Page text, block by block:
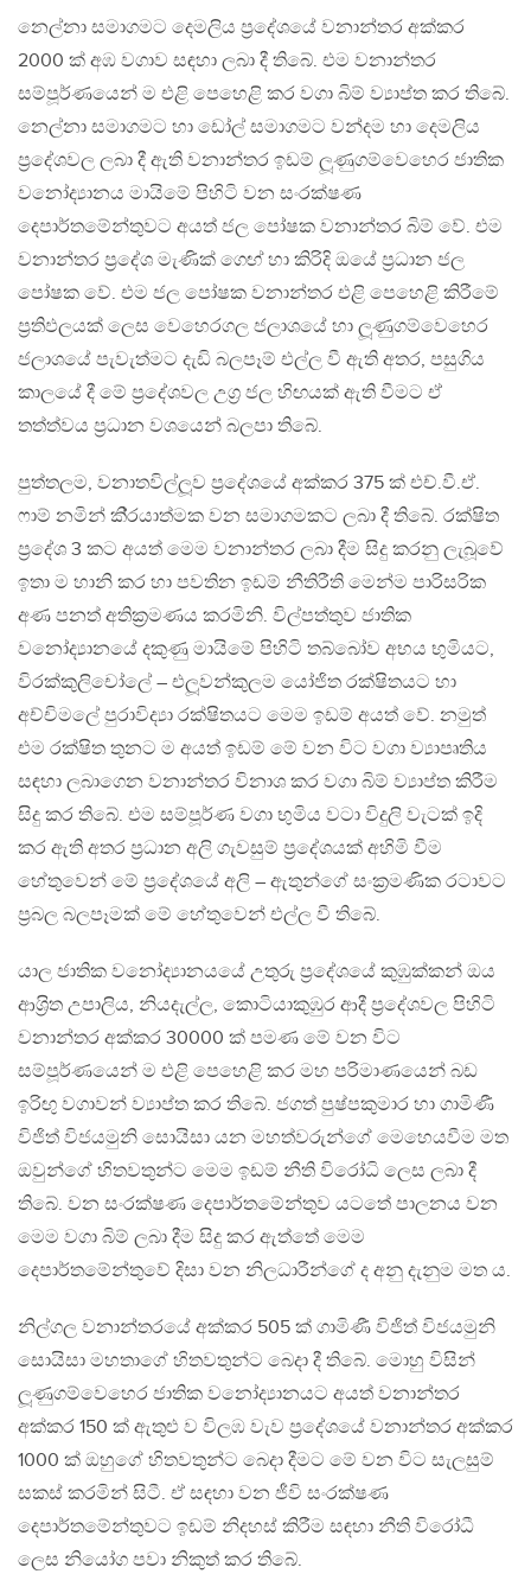
නෙල්නා සමාගමට දෙමලිය ප‍්‍රදේශයේ වනාන්තර අක්කර
2000 ක් අඹ වගාව සඳහා ලබා දී තිබේ. එම වනාන්තර
සම්පූර්ණයෙන් ම එළි පෙහෙළි කර වගා බිම් ව්‍යාප්ත කර තිබේ.
නෙල්නා සමාගමට හා ඩෝල් සමාගමට වන්දම හා දෙමලිය
ප‍්‍රදේශවල ලබා දී ඇති වනාන්තර ඉඩම් ලූණුගම්වෙහෙර ජාතික
වනෝද්‍යානය මායිමේ පිහිටි වන සංරක්ෂණ
දෙපාර්තමේන්තුවට අයත් ජල පෝෂක වනාන්තර බිම් වේ. එම
වනාන්තර ප‍්‍රදේශ මැණික් ගෙඟ් හා කිරිදි ඔයේ ප‍්‍රධාන ජල
පෝෂක වේ. එම ජල පෝෂක වනාන්තර එළි පෙහෙළි කිරීමේ
ප‍්‍රතිඵලයක් ලෙස වෙහෙරගල ජලාශයේ හා ලූණුගම්වෙහෙර
ජලාශයේ පැවැත්මට දැඩි බලපෑම් එල්ල වී ඇති අතර, පසුගිය
කාලයේ දී මේ ප‍්‍රදේශවල උග‍්‍ර ජල හිඟයක් ඇති වීමට ඒ
තත්ත්වය ප‍්‍රධාන වශයෙන් බලපා තිබේ.
පුත්තලම, වනාතවිල්ලූව ප‍්‍රදේශයේ අක්කර 375 ක් එච්.වී.ඒ.
ෆාම් නමින් කි‍්‍රයාත්මක වන සමාගමකට ලබා දී තිබේ. රක්ෂිත
ප‍්‍රදේශ 3 කට අයත් මෙම වනාන්තර ලබා දීම සිදු කරනු ලැබූවේ
ඉතා ම හානි කර හා පවතින ඉඩම් නීතිරීති මෙන්ම පාරිසරික
අණ පනත් අතික‍්‍රමණය කරමිනි. විල්පත්තුව ජාතික
වනෝද්‍යානයේ දකුණු මායිමේ පිහිටි තබ්බෝව අභය භුමියට,
විරක්කුලිචෝලේ – එලූවන්කුලම යෝජිත රක්ෂිතයට හා
අච්චිමලේ පුරාවිද්‍යා රක්ෂිතයට මෙම ඉඩම් අයත් වේ. නමුත්
එම රක්ෂිත තුනට ම අයත් ඉඩම් මේ වන විට වගා ව්‍යාපෘතිය
සඳහා ලබාගෙන වනාන්තර විනාශ කර වගා බිම් ව්‍යාප්ත කිරීම
සිදු කර තිබේ. එම සම්පූර්ණ වගා භුමිය වටා විදුලි වැටක් ඉදි
කර ඇති අතර ප‍්‍රධාන අලි ගැවසුම් ප‍්‍රදේශයක් අහිමි වීම
හේතුවෙන් මේ ප‍්‍රදේශයේ අලි – ඇතුන්ගේ සංක‍්‍රමණික රටාවට
ප‍්‍රබල බලපෑමක් මේ හේතුවෙන් එල්ල වී තිබේ.
යාල ජාතික වනෝද්‍යානයයේ උතුරු ප‍්‍රදේශයේ කුඹුක්කන් ඔය
ආශ‍්‍රිත උපාලිය, නියදැල්ල, කොටියාකුඹුර ආදී ප‍්‍රදේශවල පිහිටි
වනාන්තර අක්කර 30000 ක් පමණ මේ වන විට
සම්පූර්ණයෙන් ම එළි පෙහෙළි කර මහ පරිමාණයෙන් බඩ
ඉරිඟු වගාවන් ව්‍යාප්ත කර තිබේ. ජගත් පුෂ්පකුමාර හා ගාමිණී
විජිත් විජයමුනි සොයිසා යන මහත්වරුන්ගේ මෙහෙයවීම මත
ඔවුන්ගේ හිතවතුන්ට මෙම ඉඩම් නීති විරෝධි ලෙස ලබා දී
තිබේ. වන සංරක්ෂණ දෙපාර්තමේන්තුව යටතේ පාලනය වන
මෙම වගා බිම් ලබා දීම සිදු කර ඇත්තේ මෙම
දෙපාර්තමේන්තුවේ දිසා වන නිලධාරීන්ගේ ද අනු දැනුම මත ය.
නිල්ගල වනාන්තරයේ අක්කර 505 ක් ගාමිණී විජිත් විජයමුනි
සොයිසා මහතාගේ හිතවතුන්ට බෙදා දී තිබේ. මොහු විසින්
ලූණුගම්වෙහෙර ජාතික වනෝද්‍යානයට අයත් වනාන්තර
අක්කර 150 ක් ඇතුළු ව විලඹ වැව ප‍්‍රදේශයේ වනාන්තර අක්කර
1000 ක් ඔහුගේ හිතවතුන්ට බෙදා දීමට මේ වන විට සැලසුම්
සකස් කරමින් සිටී. ඒ සඳහා වන ජීවි සංරක්ෂණ
දෙපාර්තමේන්තුවට ඉඩම් නිදහස් කිරීම සඳහා නීති විරෝධී
ලෙස නියෝග පවා නිකුත් කර තිබේ.